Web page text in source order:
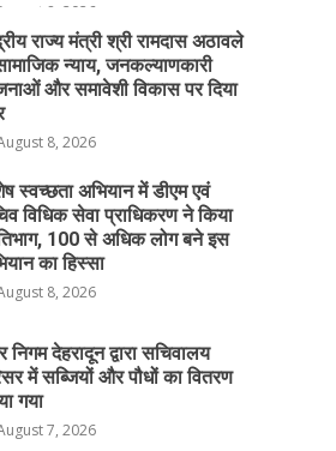
August 8, 2026
राज्य मंत्री श्री रामदास अठावले
न्याय, जनकल्याणकारी
और समावेशी विकास पर दिया
8, 2026
स्वच्छता अभियान में डीएम एवं
विधिक सेवा प्राधिकरण ने किया
100 से अधिक लोग बने इस
का हिस्सा
8, 2026
निगम देहरादून द्वारा सचिवालय
में सब्जियों और पौधों का वितरण
गया
7, 2026